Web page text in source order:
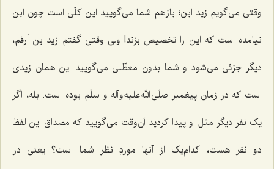
وقتی می‌گویم زید ابن؛ باز هم شما می‌گویید این کلّی است چون ابن
نیامده است که این را تخصیص بزند! ولی وقتی گفتم زید بن اَرقم،
دیگر جزئی می‌شود و شما بدون معطّلی می‌گویید این همان زیدی
است که در زمان پیغمبر صلّی الله علیه و آله و سلّم بوده است. بله، اگر
یک نفر دیگر مثل او پیدا کردید آن‌وقت می‌گویید که مصداق این لفظ
دو نفر هست، کدام‌یک از آنها موردِ نظر شما است؟ یعنی در